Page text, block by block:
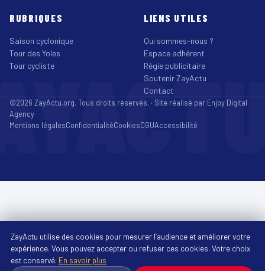
RUBRIQUES
Saison cyclonique
Tour des Yoles
Tour cycliste
LIENS UTILES
Qui sommes-nous ?
Espace adhérent
Régie publicitaire
Soutenir ZayActu
Contact
©2026 ZayActu.org. Tous droits réservés. · Site réalisé par Enjoy Digital
Agency
Mentions légalesConfidentialitéCookiesCGUAccessibilité
ZayActu utilise des cookies pour mesurer l’audience et améliorer votre
expérience. Vous pouvez accepter ou refuser ces cookies. Votre choix
est conservé. En savoir plus